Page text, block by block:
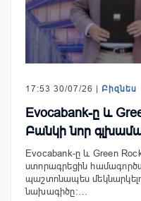
17:53 30/07/26 | Բիզնես
Evocabank-ը և
Բանկի նոր
Evocabank-ը և Green
ստորագրեցին
պաշտոնապես
նախագիծը։…